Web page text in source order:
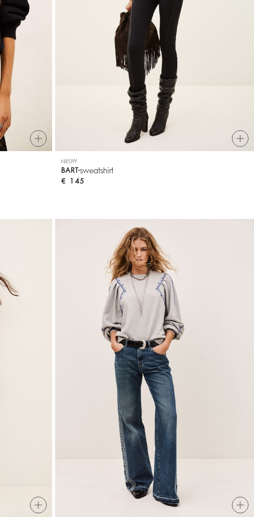
NIEUW
BART sweatshirt
€ 145